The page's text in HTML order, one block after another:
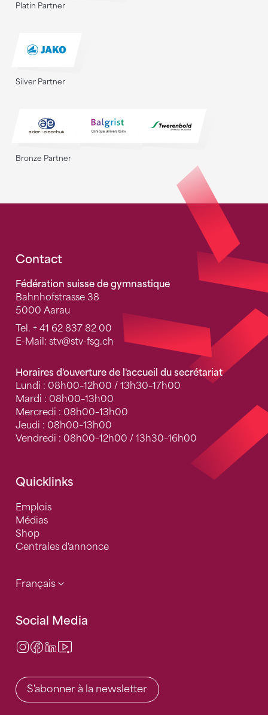
Platin Partner
Silver Partner
Bronze Partner
Fusszeile
Contact
Fédération suisse de gymnastique
Bahnhofstrasse 38
5000 Aarau
Tel. + 41 62 837 82 00
E-Mail: stv@stv-fsg.ch
Horaires d'ouverture de l'accueil du secrétariat
Lundi : 08h00–12h00 / 13h30–17h00
Mardi : 08h00–13h00
Mercredi : 08h00–13h00
Jeudi : 08h00–13h00
Vendredi : 08h00–12h00 / 13h30–16h00
Quicklinks
Emplois
Médias
Shop
Centrales d'annonce
Français
Social Media
Instagram
Facebook
LinkedIn
S'abonner à la newsletter